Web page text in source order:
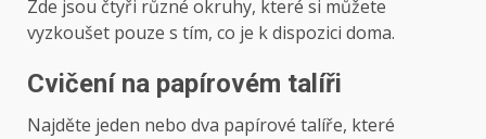
Zde jsou čtyři různé okruhy, které si můžete
vyzkoušet pouze s tím, co je k dispozici doma.
Cvičení na papírovém talíři
Najděte jeden nebo dva papírové talíře, které